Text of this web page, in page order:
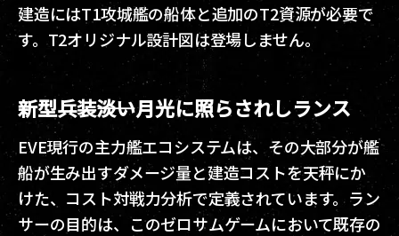
建造にはT1攻城艦の船体と追加のT2資源が必要で
す。T2オリジナル設計図は登場しません。
新型兵装――淡い月光に照らされしランス
EVE現行の主力艦エコシステムは、その大部分が艦
船が生み出すダメージ量と建造コストを天秤にか
けた、コスト対戦力分析で定義されています。ラン
サーの目的は、このゼロサムゲームにおいて既存の